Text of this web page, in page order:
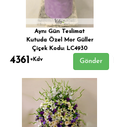
Aynı Gün Teslimat
Kutuda Özel Mor Güller
Çiçek Kodu: LC4930
4361 +Kdv Gönder